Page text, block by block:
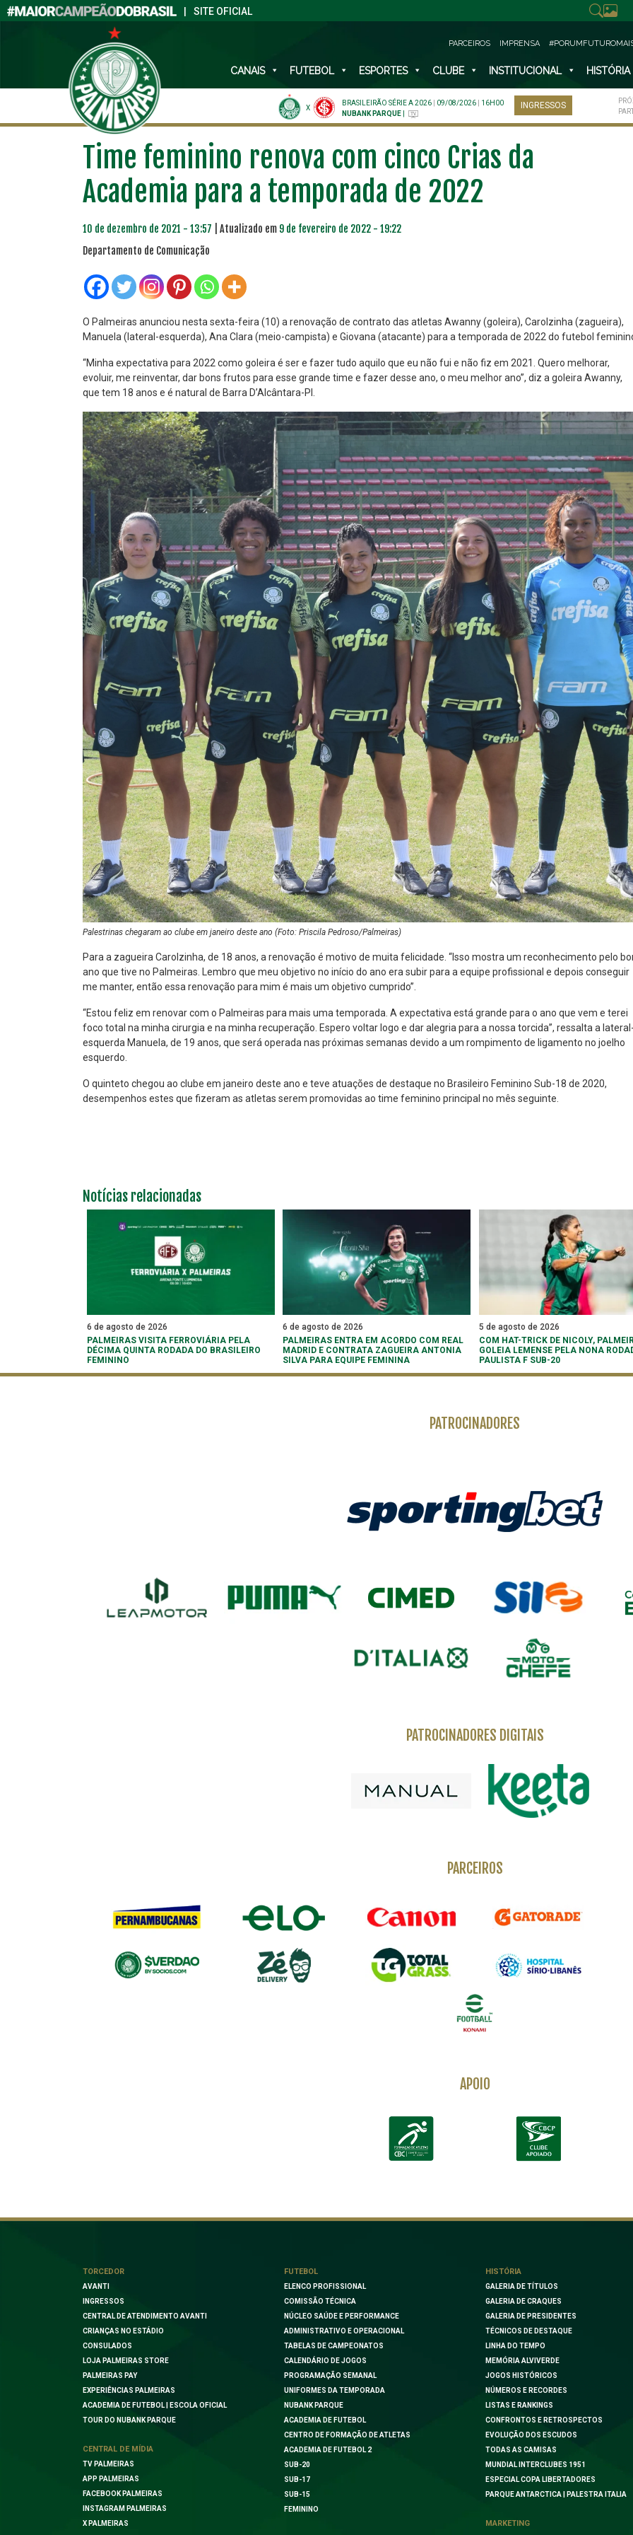
SITE OFICIAL
PARCEIROS IMPRENSA
CANAIS FUTEBOL ESPORTES CLUBE INSTITUCIONAL HISTÓRIA
X
BRASILEIRÃO SÉRIE A 2026 09/08/2026
16H00
NUBANK PARQUE
INGRESSOS
Time feminino renova com cinco Crias da
Academia para a temporada de 2022
10 de dezembro de 2021 - 13:57 | Atualizado em 9 de fevereiro de 2022 - 19:22
Departamento de Comunicação
O Palmeiras anunciou nesta sexta-feira (10) a renovação de contrato das atletas Awanny (goleira), Carolzinha (zagueira),
Manuela (lateral-esquerda), Ana Clara (meio-campista) e Giovana (atacante) para a temporada de 2022 do futebol
“Minha expectativa para 2022 como goleira é ser e fazer tudo aquilo que eu não fui e não fiz em 2021. Quero melhorar,
evoluir, me reinventar, dar bons frutos para esse grande time e fazer desse ano, o meu melhor ano”, diz a goleira Awanny,
que tem 18 anos e é natural de Barra D’Alcântara-PI.
Palestrinas chegaram ao clube em janeiro deste ano (Foto: Priscila Pedroso/Palmeiras)
Para a zagueira Carolzinha, de 18 anos, a renovação é motivo de muita felicidade. “Isso mostra um reconhecimento pelo
ano que tive no Palmeiras. Lembro que meu objetivo no início do ano era subir para a equipe profissional e depois conseguir
me manter, então essa renovação para mim é mais um objetivo cumprido”.
“Estou feliz em renovar com o Palmeiras para mais uma temporada. A expectativa está grande para o ano que vem e terei
foco total na minha cirurgia e na minha recuperação. Espero voltar logo e dar alegria para a nossa torcida”, ressalta a
esquerda Manuela, de 19 anos, que será operada nas próximas semanas devido a um rompimento de ligamento no joelho
esquerdo.
O quinteto chegou ao clube em janeiro deste ano e teve atuações de destaque no Brasileiro Feminino Sub-18 de 2020,
desempenhos estes que fizeram as atletas serem promovidas ao time feminino principal no mês seguinte.
PLANO PRATA
46
Notícias relacionadas
6 de agosto de 2026
PALMEIRAS VISITA FERROVIÁRIA PELA
DÉCIMA QUINTA RODADA DO BRASILEIRO
FEMININO
6 de agosto de 2026
PALMEIRAS ENTRA EM ACORDO COM REAL
MADRID E CONTRATA ZAGUEIRA ANTONIA
SILVA PARA EQUIPE FEMININA
5 de agosto de 2026
COM HAT-TRICK DE NICOLY,
GOLEIA LEMENSE PELA NONA
PAULISTA F SUB-20
PATROCINADORES
PATROCINADORES DIGITAIS
PARCEIROS
APOIO
TORCEDOR
AVANTI
INGRESSOS
CENTRAL DE ATENDIMENTO AVANTI
CRIANÇAS NO ESTÁDIO
CONSULADOS
LOJA PALMEIRAS STORE
PALMEIRAS PAY
EXPERIÊNCIAS PALMEIRAS
ACADEMIA DE FUTEBOL | ESCOLA OFICIAL
TOUR DO NUBANK PARQUE
CENTRAL DE MÍDIA
TV PALMEIRAS
APP PALMEIRAS
FACEBOOK PALMEIRAS
INSTAGRAM PALMEIRAS
X PALMEIRAS
FUTEBOL
ELENCO PROFISSIONAL
COMISSÃO TÉCNICA
NÚCLEO SAÚDE E PERFORMANCE
ADMINISTRATIVO E OPERACIONAL
TABELAS DE CAMPEONATOS
CALENDÁRIO DE JOGOS
PROGRAMAÇÃO SEMANAL
UNIFORMES DA TEMPORADA
NUBANK PARQUE
ACADEMIA DE FUTEBOL
CENTRO DE FORMAÇÃO DE ATLETAS
ACADEMIA DE FUTEBOL 2
SUB-20
SUB-17
SUB-15
FEMININO
HISTÓRIA
GALERIA DE TÍTULOS
GALERIA DE CRAQUES
GALERIA DE PRESIDENTES
TÉCNICOS DE DESTAQUE
LINHA DO TEMPO
MEMÓRIA ALVIVERDE
JOGOS HISTÓRICOS
NÚMEROS E RECORDES
LISTAS E RANKINGS
CONFRONTOS E RETROSPECTOS
EVOLUÇÃO DOS ESCUDOS
TODAS AS CAMISAS
MUNDIAL INTERCLUBES 1951
ESPECIAL COPA LIBERTADORES
PARQUE ANTARCTICA | PALESTRA ITALIA
MARKETING